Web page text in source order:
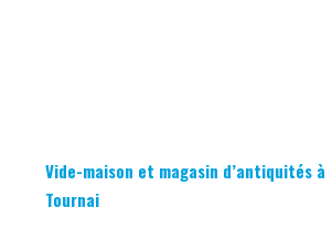
Vide-maison et magasin d’antiquités à
Tournai